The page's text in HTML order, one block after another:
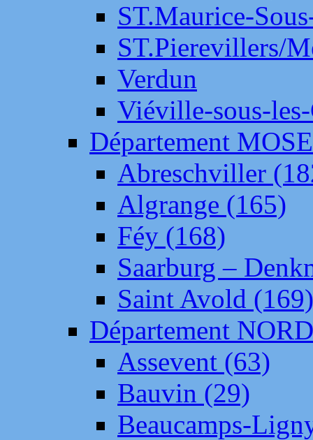
ST.Maurice-
ST.Pierevillers/
Verdun
Viéville-sous-
Département
Abreschviller
Algrange (165)
Féy (168)
Saarburg –
Saint Avold (169)
Département NORD
Assevent (63)
Bauvin (29)
Beaucamps-